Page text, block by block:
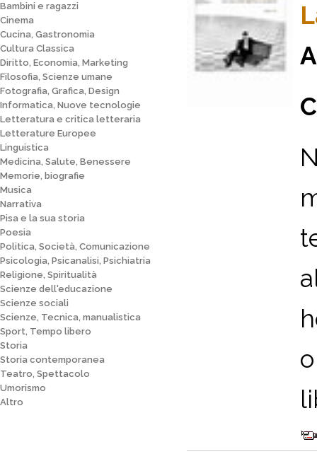
Bambini e ragazzi
Cinema
Cucina, Gastronomia
Cultura Classica
Diritto, Economia, Marketing
Filosofia, Scienze umane
Fotografia, Grafica, Design
Informatica, Nuove tecnologie
Letteratura e critica letteraria
Letterature Europee
Linguistica
Medicina, Salute, Benessere
Memorie, biografie
Musica
Narrativa
Pisa e la sua storia
Poesia
Politica, Società, Comunicazione
Psicologia, Psicanalisi, Psichiatria
Religione, Spiritualità
Scienze dell'educazione
Scienze sociali
Scienze, Tecnica, manualistica
Sport, Tempo libero
Storia
Storia contemporanea
Teatro, Spettacolo
Umorismo
Altro